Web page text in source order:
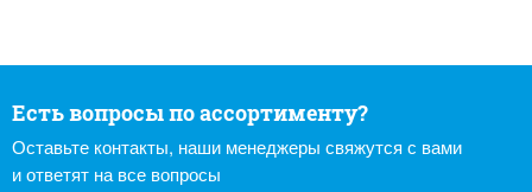
Есть вопросы по ассортименту?
Оставьте контакты, наши менеджеры свяжутся с вами
и ответят на все вопросы